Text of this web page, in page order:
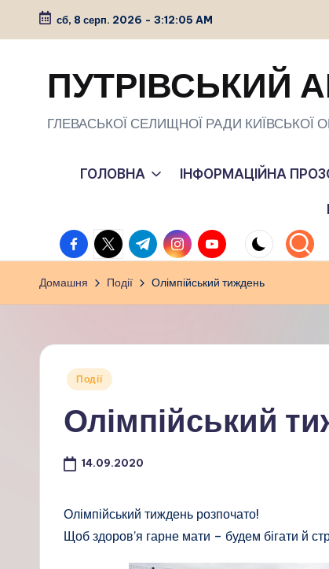
Перейти
сб, 8 серп. 2026 - 3:12:06 AM
ПУТРІВСЬКИЙ
ГЛЕВАСЬКОЇ СЕЛИЩНОЇ РАДИ КИЇВСЬКОЇ
ГОЛОВНА ІНФОРМАЦІЙНА
facebook.com
twitter.com
t.me instagram.com
youtube.com
Домашня Події Олімпійський тиждень
Опубліковано
Події
Олімпійський
14.09.2020
Олімпійський тиждень розпочато!
Щоб здоров’я гарне мати – будем бігати й